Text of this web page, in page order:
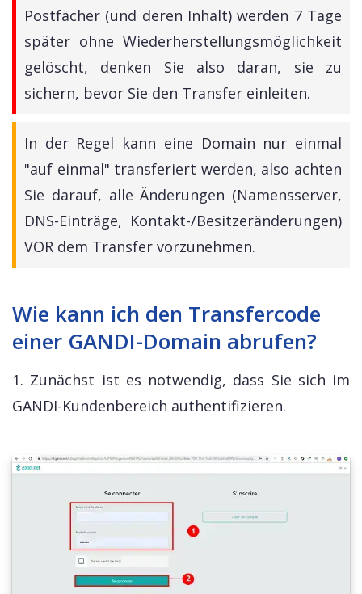
Postfächer (und deren Inhalt) werden 7 Tage
später ohne Wiederherstellungsmöglichkeit
gelöscht, denken Sie also daran, sie zu
sichern, bevor Sie den Transfer einleiten.
In der Regel kann eine Domain nur einmal
"auf einmal" transferiert werden, also achten
Sie darauf, alle Änderungen (Namensserver,
DNS-Einträge, Kontakt-/Besitzeränderungen)
VOR dem Transfer vorzunehmen.
Wie kann ich den Transfercode
einer GANDI-Domain abrufen?
1. Zunächst ist es notwendig, dass Sie sich im
GANDI-Kundenbereich authentifizieren.